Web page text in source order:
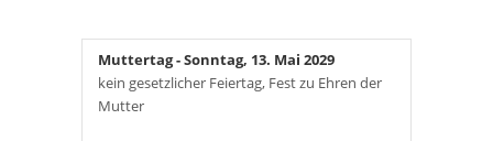
Muttertag- Sonntag, 13. Mai 2029
kein gesetzlicher Feiertag, Fest zu Ehren der
Mutter